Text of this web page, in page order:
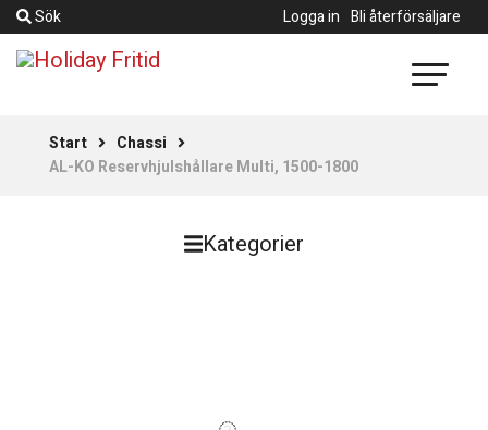
Sök Logga in Bli återförsäljare
Start
Chassi
AL-KO Reservhjulshållare Multi, 1500-1800
Kategorier